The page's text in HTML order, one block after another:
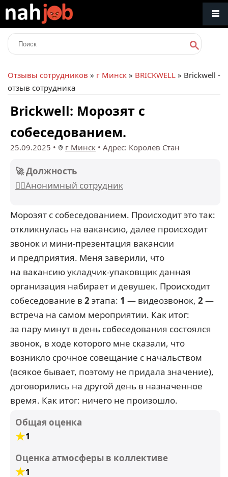
Отзывы сотрудников » г Минск » BRICKWELL » Brickwell -
отзыв сотрудника
Brickwell: Морозят с
собеседованием.
25.09.2025 • г Минск • Адрес: Королев Стан
🚀 Должность
🕵️‍♂️Анонимный сотрудник
Морозят с собеседованием. Происходит это так:
откликнулась на вакансию, далее происходит
звонок и мини-презентация вакансии
и предприятия. Меня заверили, что
на вакансию укладчик-упаковщик данная
организация набирает и девушек. Происходит
собеседование в 2этапа: 1 — видеозвонок, 2—
встреча на самом мероприятии. Как итог:
за пару минут в день собеседования состоялся
звонок, в ходе которого мне сказали, что
возникло срочное совещание с начальством
(всякое бывает, поэтому не придала значение),
договорились на другой день в назначенное
время. Как итог: ничего не произошло.
Общая оценка
1
Оценка атмосферы в коллективе
1